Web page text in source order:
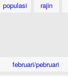
populasi rajin
februari/pebruari